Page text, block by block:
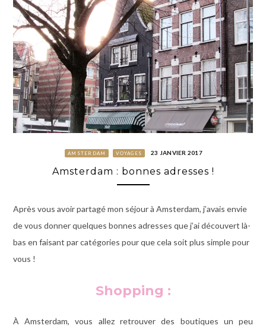
AMSTERDAM VOYAGES 23 JANVIER 2017
Amsterdam : bonnes adresses !
Après vous avoir partagé mon séjour à Amsterdam, j’avais envie
de vous donner quelques bonnes adresses que j’ai découvert là-
bas en faisant par catégories pour que cela soit plus simple pour
vous !
Shopping :
À Amsterdam, vous allez retrouver des boutiques un peu